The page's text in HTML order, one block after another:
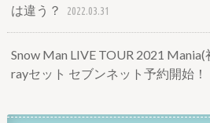
は違う？
2022.03.31
Snow Man LIVE TOUR 2021
rayセット セブンネット予約開始！